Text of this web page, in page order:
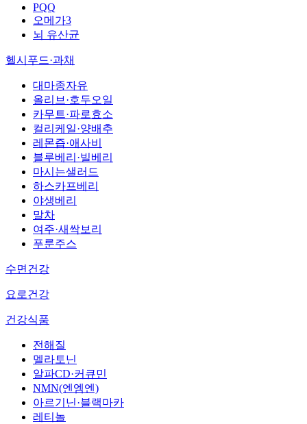
PQQ
오메가3
뇌 유산균
헬시푸드·과채
대마종자유
올리브·호두오일
카무트·파로효소
컬리케일·양배추
레몬즙·애사비
블루베리·빌베리
마시는샐러드
하스카프베리
야생베리
말차
여주·새싹보리
푸룬주스
수면건강
요로건강
건강식품
전해질
멜라토닌
알파CD·커큐민
NMN(엔엠엔)
아르기닌·블랙마카
레티놀